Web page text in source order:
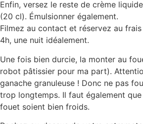
Enfin, versez le reste de crème
(20 cl). Émulsionner également.
Filmez au contact et réservez au
4h, une nuit idéalement.
Une fois bien durcie, la monter au
robot pâtissier pour ma part).
ganache granuleuse ! Donc ne pas
trop longtemps. Il faut également
fouet soient bien froids.